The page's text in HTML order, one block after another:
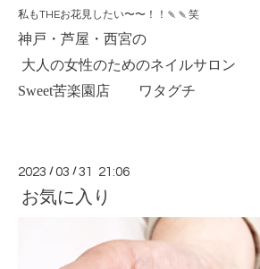
私もTHEお花見したい〜〜！！🍡🍡笑
神戸・芦屋・西宮の
大人の女性のためのネイルサロン
Sweet苦楽園店 ワタグチ
2023 /03 /31 21:06
お気に入り